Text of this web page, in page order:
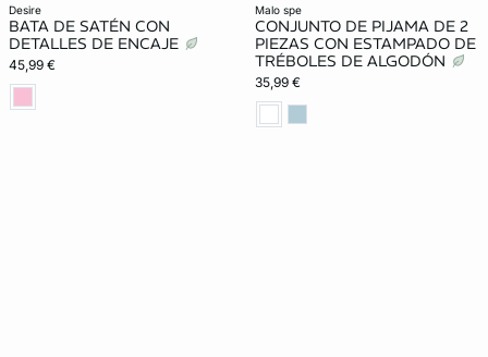
desire
BATA DE SATÉN CON
DETALLES DE ENCAJE
45,99 €
malo spe
CONJUNTO DE PIJAMA DE 2
PIEZAS CON ESTAMPADO DE
TRÉBOLES DE ALGODÓN
35,99 €